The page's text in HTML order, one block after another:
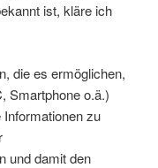
ist, kläre ich
die es ermöglichen,
Smartphone o.ä.)
zu
und damit den